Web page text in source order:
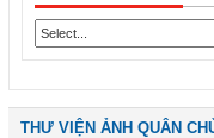
THƯ VIỆN ẢNH QUÂN